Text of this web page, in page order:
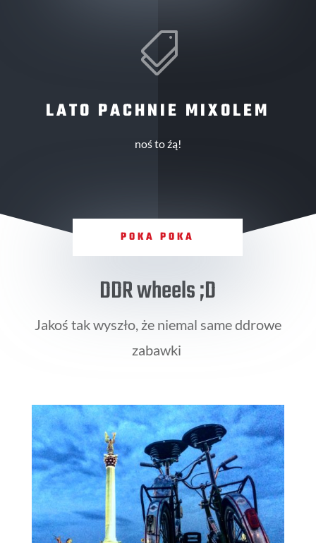

LATO PACHNIE MIXOLEM
noś to źą!
POKA POKA
DDR wheels ;D
Jakoś tak wyszło, że niemal same ddrowe
zabawki